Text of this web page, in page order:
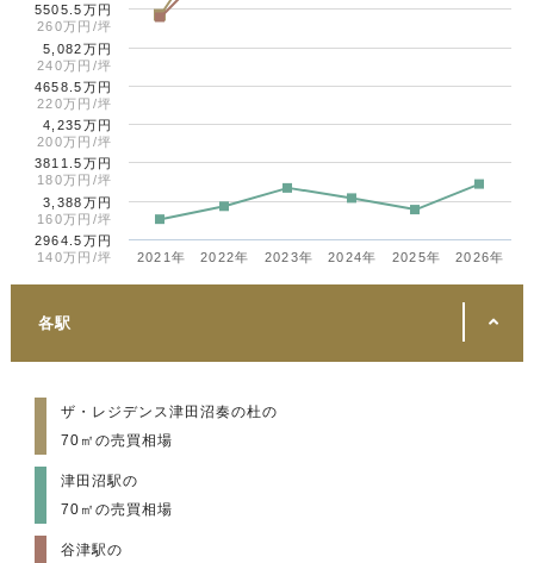
2021年 2022年 2023年 2024年 2025年 2026年
2964.5万円
140万円/坪
3,388万円
160万円/坪
3811.5万円
180万円/坪
4,235万円
200万円/坪
4658.5万円
220万円/坪
5,082万円
240万円/坪
5505.5万円
260万円/坪
各駅
ザ・レジデンス津田沼奏の杜の
70㎡の売買相場
津田沼駅の
70㎡の売買相場
谷津駅の